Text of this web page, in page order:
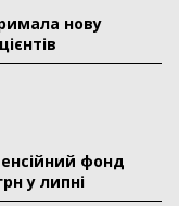
нову
фонд
у липні